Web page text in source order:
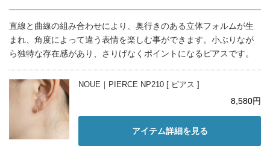
直線と曲線の組み合わせにより、奥行きのある立体フォルムが生
まれ、角度によって違う表情を楽しむ事ができます。小ぶりなが
ら独特な存在感があり、さりげなくポイントになるピアスです。
NOUE｜PIERCE NP210 [ ピアス ]
8,580円
アイテム詳細を見る